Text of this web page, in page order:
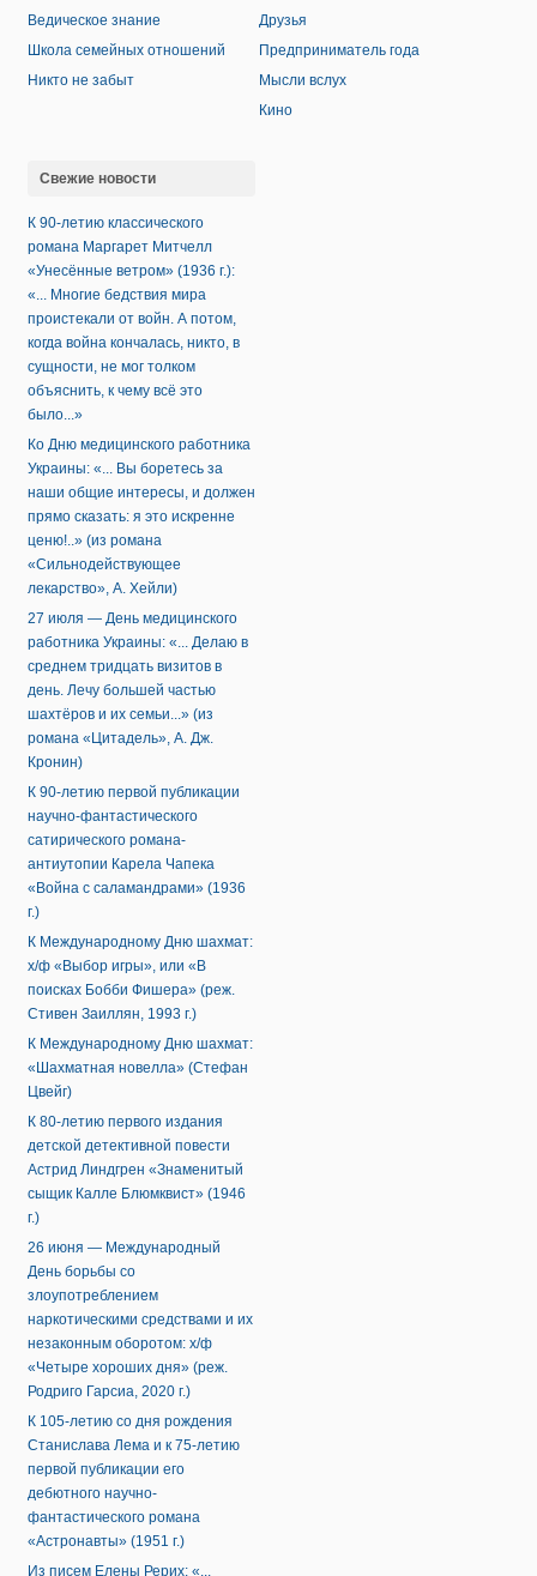
Ведическое знание
Школа семейных отношений
Никто не забыт
Друзья
Предприниматель года
Мысли вслух
Кино
Свежие новости
К 90-летию классического
романа Маргарет Митчелл
«Унесённые ветром» (1936 г.):
«... Многие бедствия мира
проистекали от войн. А потом,
когда война кончалась, никто, в
сущности, не мог толком
объяснить, к чему всё это
было...»
Ко Дню медицинского работника
Украины: «... Вы боретесь за
наши общие интересы, и должен
прямо сказать: я это искренне
ценю!..» (из романа
«Сильнодействующее
лекарство», А. Хейли)
27 июля — День медицинского
работника Украины: «... Делаю в
среднем тридцать визитов в
день. Лечу большей частью
шахтёров и их семьи...» (из
романа «Цитадель», А. Дж.
Кронин)
К 90-летию первой публикации
научно-фантастического
сатирического романа-
антиутопии Карела Чапека
«Война с саламандрами» (1936
г.)
К Международному Дню шахмат:
х/ф «Выбор игры», или «В
поисках Бобби Фишера» (реж.
Стивен Заиллян, 1993 г.)
К Международному Дню шахмат:
«Шахматная новелла» (Стефан
Цвейг)
К 80-летию первого издания
детской детективной повести
Астрид Линдгрен «Знаменитый
сыщик Калле Блюмквист» (1946
г.)
26 июня — Международный
День борьбы со
злоупотреблением
наркотическими средствами и их
незаконным оборотом: х/ф
«Четыре хороших дня» (реж.
Родриго Гарсиа, 2020 г.)
К 105-летию со дня рождения
Станислава Лема и к 75-летию
первой публикации его
дебютного научно-
фантастического романа
«Астронавты» (1951 г.)
Из писем Елены Рерих: «...